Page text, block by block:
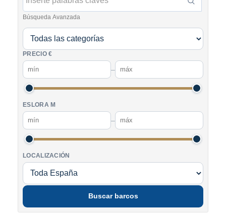
Búsqueda Avanzada
PRECIO €
–
ESLORA M
–
LOCALIZACIÓN
Buscar barcos